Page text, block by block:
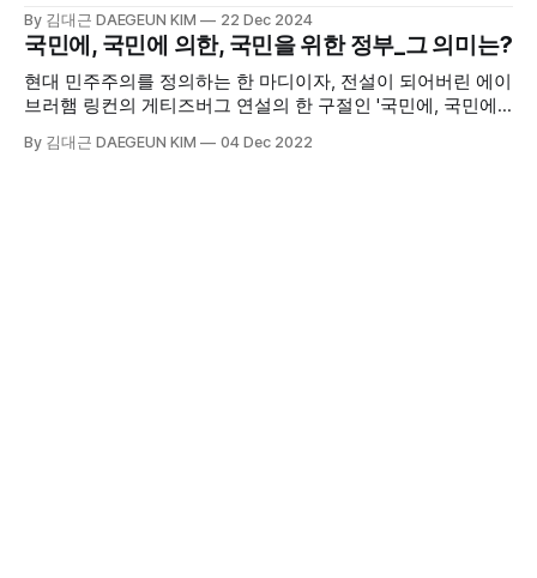
신속한 결의로 위기를 벗어날 수 있었다. 위대한 민주주의 시
민의 위대한 혁명이라 생각한다. 이 글은 당시를 기록하기 위
해 계엄이 발생한 하루 이틀 뒤에 썼던 글이다.
By 김대근 DAEGEUN KIM 22 Dec 2024
국민에, 국민에 의한, 국민을 위한 정부_그 의미는?
현대 민주주의를 정의하는 한 마디이자, 전설이 되어버린 에이
브러햄 링컨의 게티즈버그 연설의 한 구절인 '국민에, 국민에
By 김대근 DAEGEUN KIM 04 Dec 2022